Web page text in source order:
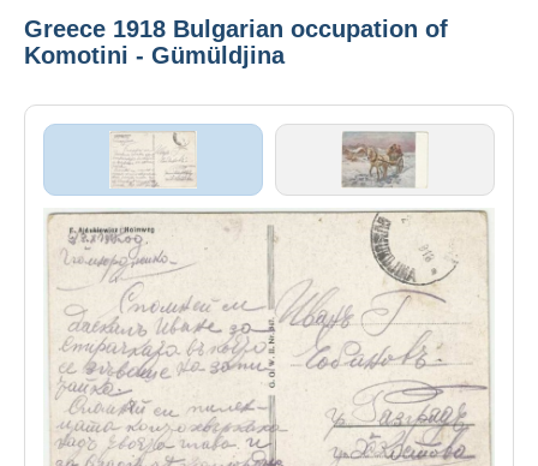
Greece 1918 Bulgarian occupation of
Komotini - Gümüldjina